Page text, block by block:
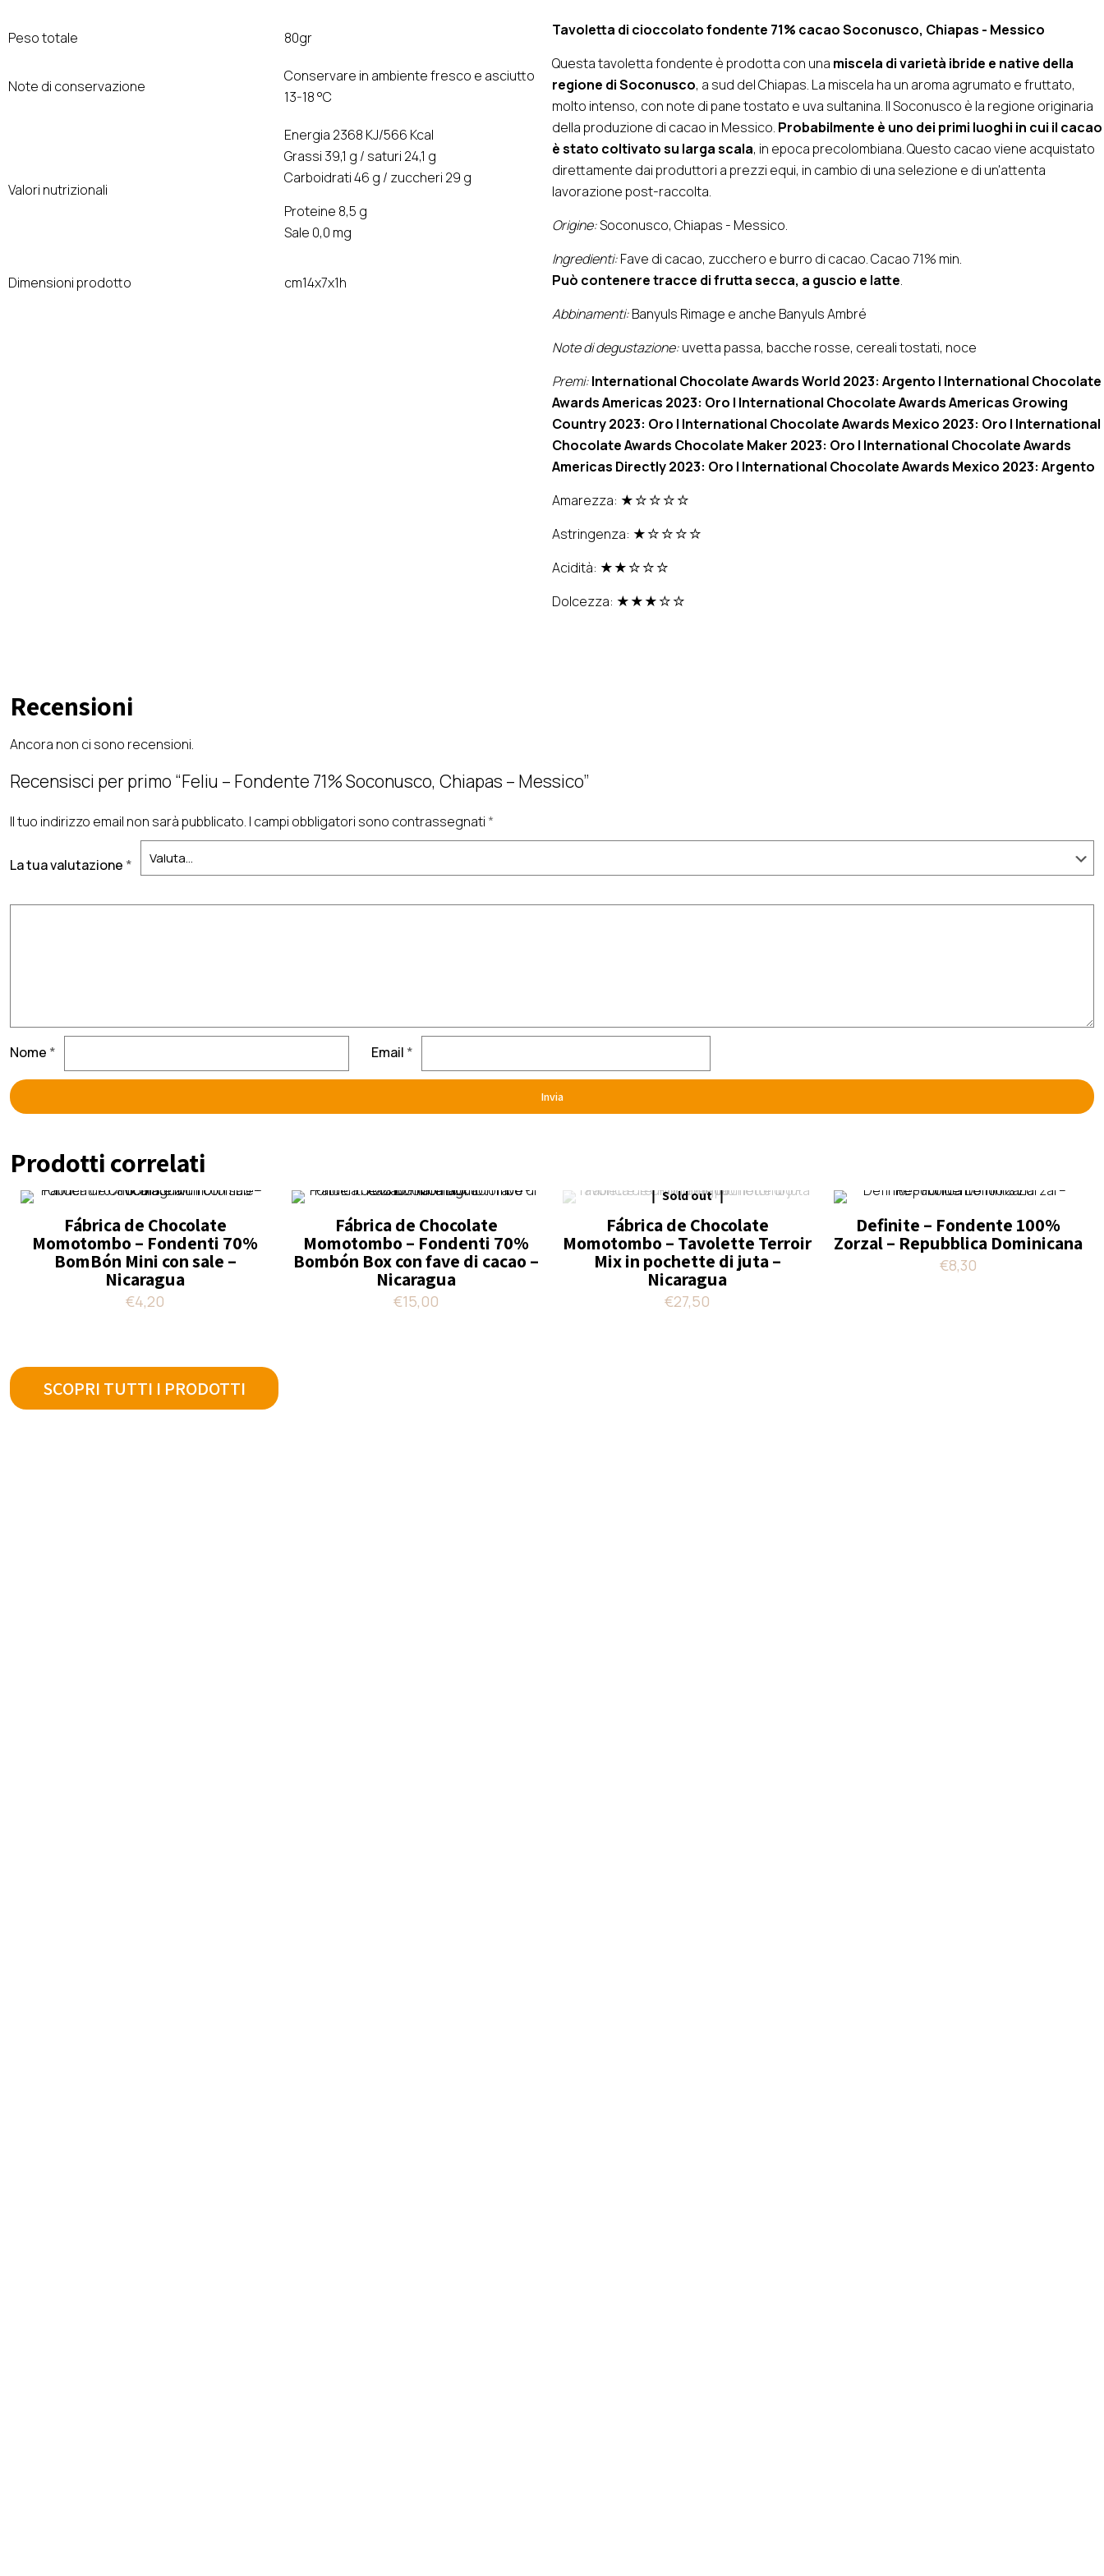
Peso totale 80gr
Note di conservazione
Conservare in ambiente fresco e asciutto
13-18 °C
Valori nutrizionali
Energia 2368 KJ/566 Kcal
Grassi 39,1 g / saturi 24,1 g
Carboidrati 46 g / zuccheri 29 g
Proteine 8,5 g
Sale 0,0 mg
Dimensioni prodotto cm14x7x1h
Tavoletta di cioccolato fondente 71% cacao Soconusco, Chiapas - Messico
Questa tavoletta fondente è prodotta con una miscela di varietà ibride e native della
regione di Soconusco, a sud del Chiapas. La miscela ha un aroma agrumato e fruttato,
molto intenso, con note di pane tostato e uva sultanina. Il Soconusco è la regione originaria
della produzione di cacao in Messico. Probabilmente è uno dei primi luoghi in cui il cacao
è stato coltivato su larga scala, in epoca precolombiana. Questo cacao viene acquistato
direttamente dai produttori a prezzi equi, in cambio di una selezione e di un'attenta
lavorazione post-raccolta.
Origine:Soconusco, Chiapas - Messico.
Ingredienti:Fave di cacao, zucchero e burro di cacao. Cacao 71% min.
Può contenere tracce di frutta secca, a guscio e latte.
Abbinamenti:Banyuls Rimage e anche Banyuls Ambré
Note di degustazione:uvetta passa, bacche rosse, cereali tostati, noce
Premi:International Chocolate Awards World 2023: Argento | International Chocolate
Awards Americas 2023: Oro | International Chocolate Awards Americas Growing
Country 2023: Oro | International Chocolate Awards Mexico 2023: Oro | International
Chocolate Awards Chocolate Maker 2023: Oro | International Chocolate Awards
Americas Directly 2023: Oro | International Chocolate Awards Mexico 2023: Argento
Amarezza: ★☆☆☆☆
Astringenza: ★☆☆☆☆
Acidità: ★★☆☆☆
Dolcezza: ★★★☆☆
Recensioni
Ancora non ci sono recensioni.
Recensisci per primo “Feliu – Fondente 71% Soconusco, Chiapas – Messico”
Il tuo indirizzo email non sarà pubblicato. I campi obbligatori sono contrassegnati *
La tua valutazione *
Nome * Email *
Prodotti correlati
Fábrica de Chocolate
Momotombo – Fondenti 70%
BomBón Mini con sale –
Nicaragua
€4,20
Fábrica de Chocolate
Momotombo – Fondenti 70%
Bombón Box con fave di cacao –
Nicaragua
€15,00
Sold out
Fábrica de Chocolate
Momotombo – Tavolette Terroir
Mix in pochette di juta –
Nicaragua
€27,50
Definite – Fondente 100%
Zorzal – Repubblica Dominicana
€8,30
SCOPRI TUTTI I PRODOTTI